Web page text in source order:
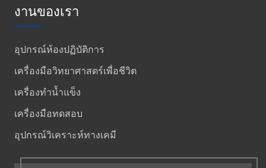
งานของเรา
อุปกรณ์ห้องปฏิบัติการ
เครื่องมือวิทยาศาสตร์เพื่อชีวิต
เครื่องทำน้ำแข็ง
เครื่องมือทดสอบ
อุปกรณ์วิเคราะห์ทางเคมี